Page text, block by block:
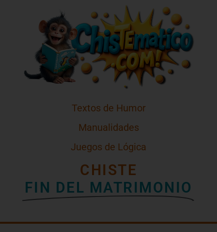
Textos de Humor
Manualidades
Juegos de Lógica
CHISTE
FIN DEL MATRIMONIO